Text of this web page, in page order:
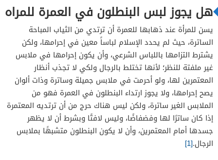
هل يجوز لبس البنطلون في العمرة للمراه
يسن للمرأة عند ذهابها للعمرة أن ترتدي من الثياب المباحة
الساترة، حيث لم يحدد الإسلام لباساً معين في إحرامها، ولكن
يشترط التزامها باللباس الشرعي، وأن يكون إحرامها في ملابس
غير ملفتة للنظر؛ لأنها تختلط بالرجال ولكي لا تجذب أنظار
المعتمرين لها، ولو أحرمت في ملابس جميلة وساترة وذات ألوان
يصح إحرامها، ولا يجوز ارتداء البنطلون في العمرة فهو من
الملابس الغير ساترة، ولكن ليس هناك حرج من أن ترتديه المعتمرة
إذا كان ساترًا لها وفضفاضًا، وليس لافتًا وبشرط أن لا يظهر
جسدها أمام المعتمرين، وأن لا يكون البنطلون متشبهًا بملابس
الرجال.[1]